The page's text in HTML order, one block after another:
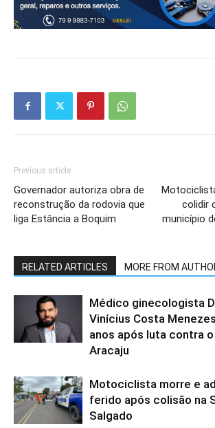
Previous article
Governador autoriza obra de
reconstrução da rodovia que
liga Estância a Boquim
colidir
município
RELATED ARTICLES MORE FROM
Médico ginecologista
Vinícius Costa
anos após luta contra
Aracaju
Motociclista morre e
ferido após colisão na
Salgado